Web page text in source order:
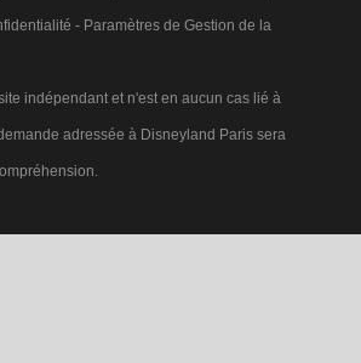
- Paramètres de Gestion de la
indépendant et n'est en aucun cas lié à
adressée à Disneyland Paris sera